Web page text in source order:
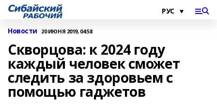
Новости 20 ИЮНЯ 2019, 04:58
Скворцова: к 2024 году
каждый человек сможет
следить за здоровьем с
помощью гаджетов